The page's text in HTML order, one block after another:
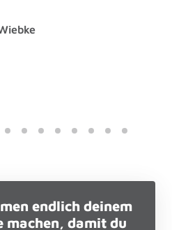
endlich deinem
machen, damit du